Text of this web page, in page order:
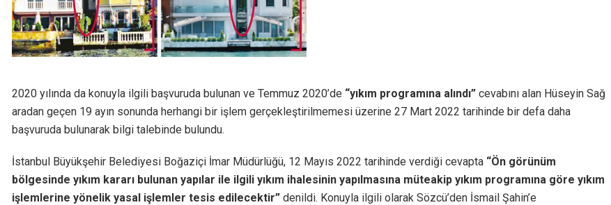
2020 yılında da konuyla ilgili başvuruda bulunan ve Temmuz 2020’de “yıkım programına alındı” cevabını alan Hüseyin Sağ
aradan geçen 19 ayın sonunda herhangi bir işlem gerçekleştirilmemesi üzerine 27 Mart 2022 tarihinde bir defa daha
başvuruda bulunarak bilgi talebinde bulundu.
İstanbul Büyükşehir Belediyesi Boğaziçi İmar Müdürlüğü, 12 Mayıs 2022 tarihinde verdiği cevapta “Ön görünüm
bölgesinde yıkım kararı bulunan yapılar ile ilgili yıkım ihalesinin yapılmasına müteakip yıkım programına göre yıkım
işlemlerine yönelik yasal işlemler tesis edilecektir” denildi. Konuyla ilgili olarak Sözcü’den İsmail Şahin’e